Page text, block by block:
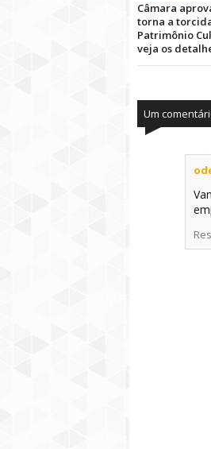
Câmara
torna a
Patrimônio
veja os
Um